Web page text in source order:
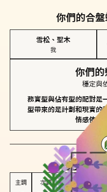
你們的合
雪松、聖木
我
你們的
穩定與
務實型與佔有型的配對是
型帶來的是計劃和現實的
情感依賴
對方的主
主調 次調